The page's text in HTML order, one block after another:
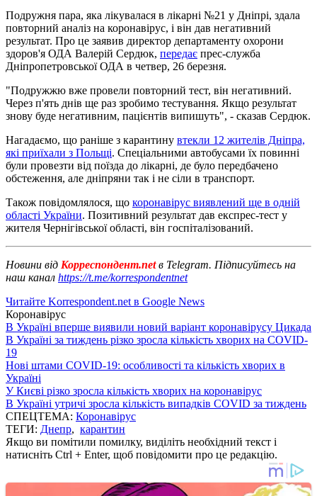
Подружня пара, яка лікувалася в лікарні №21 у Дніпрі, здала
повторний аналіз на коронавірус, і він дав негативний
результат. Про це заявив директор департаменту охорони
здоров'я ОДА Валерій Сердюк, передає прес-служба
Дніпропетровської ОДА в четвер, 26 березня.
"Подружжю вже провели повторний тест, він негативний.
Через п'ять днів ще раз зробимо тестування. Якщо результат
знову буде негативним, пацієнтів випишуть", - сказав Сердюк.
Нагадаємо, що раніше з карантину втекли 12 жителів Дніпра,
які приїхали з Польщі. Спеціальними автобусами їх повинні
були провезти від поїзда до лікарні, де було передбачено
обстеження, але дніпряни так і не сіли в транспорт.
Також повідомлялося, що коронавірус виявлений ще в одній
області України. Позитивний результат дав експрес-тест у
жителя Чернігівської області, він госпіталізований.
Новини від Корреспондент.netв Telegram. Підписуйтесь на
наш канал https://t.me/korrespondentnet
Читайте Korrespondent.net в Google News
Коронавірус
В Україні вперше виявили новий варіант коронавірусу Цикада
В Україні за тиждень різко зросла кількість хворих на COVID-
19
Нові штами COVID-19: особливості та кількість хворих в
Україні
У Києві різко зросла кількість хворих на коронавірус
В Україні утричі зросла кількість випадків COVID за тиждень
СПЕЦТЕМА: Коронавірус
ТЕГИ: Днепр, карантин
Якщо ви помітили помилку, виділіть необхідний текст і
натисніть Ctrl + Enter, щоб повідомити про це редакцію.